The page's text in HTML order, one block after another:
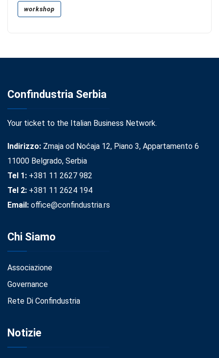
workshop
Confindustria Serbia
Your ticket to the Italian Business Network.
Indirizzo: Zmaja od Noćaja 12, Piano 3, Appartamento 6
11000 Belgrado, Serbia
Tel 1: +381 11 2627 982
Tel 2: +381 11 2624 194
Email: office@confindustria.rs
Chi Siamo
Associazione
Governance
Rete Di Confindustria
Notizie